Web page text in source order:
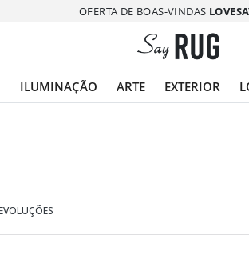
OFERTA DE BOAS-VINDAS
ILUMINAÇÃO ARTE EXTERIOR